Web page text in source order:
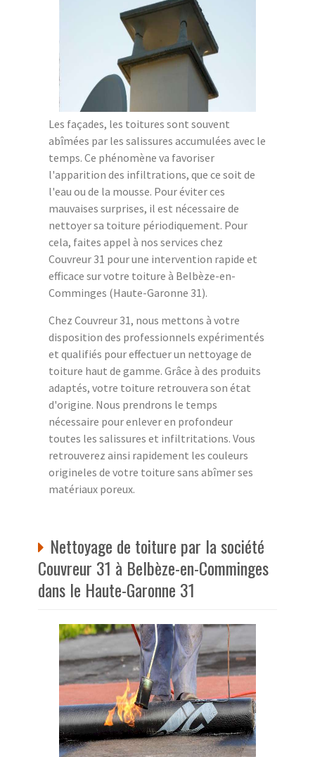
Les façades, les toitures sont souvent
abîmées par les salissures accumulées avec le
temps. Ce phénomène va favoriser
l'apparition des infiltrations, que ce soit de
l'eau ou de la mousse. Pour éviter ces
mauvaises surprises, il est nécessaire de
nettoyer sa toiture périodiquement. Pour
cela, faites appel à nos services chez
Couvreur 31 pour une intervention rapide et
efficace sur votre toiture à Belbèze-en-
Comminges (Haute-Garonne 31).
Chez Couvreur 31, nous mettons à votre
disposition des professionnels expérimentés
et qualifiés pour effectuer un nettoyage de
toiture haut de gamme. Grâce à des produits
adaptés, votre toiture retrouvera son état
d'origine. Nous prendrons le temps
nécessaire pour enlever en profondeur
toutes les salissures et infiltritations. Vous
retrouverez ainsi rapidement les couleurs
origineles de votre toiture sans abîmer ses
matériaux poreux.
Nettoyage de toiture par la société
Couvreur 31 à Belbèze-en-Comminges
dans le Haute-Garonne 31